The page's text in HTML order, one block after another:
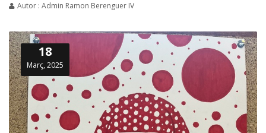
Autor : Admin Ramon Berenguer IV
18
Març, 2025